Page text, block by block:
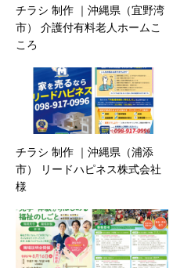
チラシ 制作 ｜沖縄県（宜野湾
市） 介護付有料老人ホームこ
ころ
チラシ 制作 ｜沖縄県（浦添
市） リードハピネス株式会社
様